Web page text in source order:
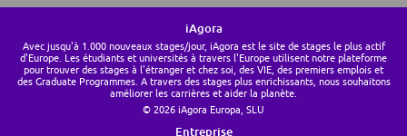
iAgora
Avec jusqu'à 1.000 nouveaux stages/jour, iAgora est le site de stages le plus actif
d'Europe. Les étudiants et universités à travers l'Europe utilisent notre plateforme
pour trouver des stages à l'étranger et chez soi, des VIE, des premiers emplois et
des Graduate Programmes. A travers des stages plus enrichissants, nous souhaitons
améliorer les carrières et aider la planète.
© 2026 iAgora Europa, SLU
Entreprise